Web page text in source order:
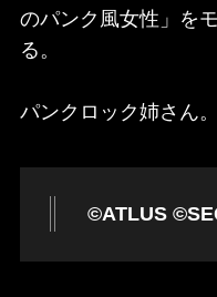
のパンク風女性」を
る。
パンクロック姉さん。
©ATLUS